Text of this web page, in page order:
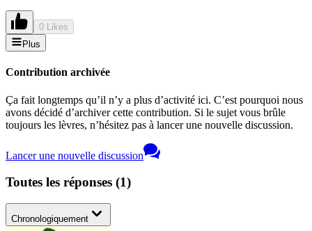
0 Likes
Plus
Contribution archivée
Ça fait longtemps qu’il n’y a plus d’activité ici. C’est pourquoi nous
avons décidé d’archiver cette contribution. Si le sujet vous brûle
toujours les lèvres, n’hésitez pas à lancer une nouvelle discussion.
Lancer une nouvelle discussion
Toutes les réponses (1)
Chronologiquement